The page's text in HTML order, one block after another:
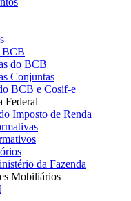
BCB
do BCB
Conjuntas
BCB e Cosif-e
Federal
Imposto de Renda
da Fazenda
Mobiliários